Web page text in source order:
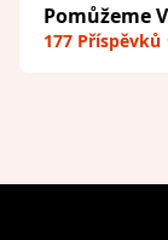
Pomůžeme
177 Příspěvků